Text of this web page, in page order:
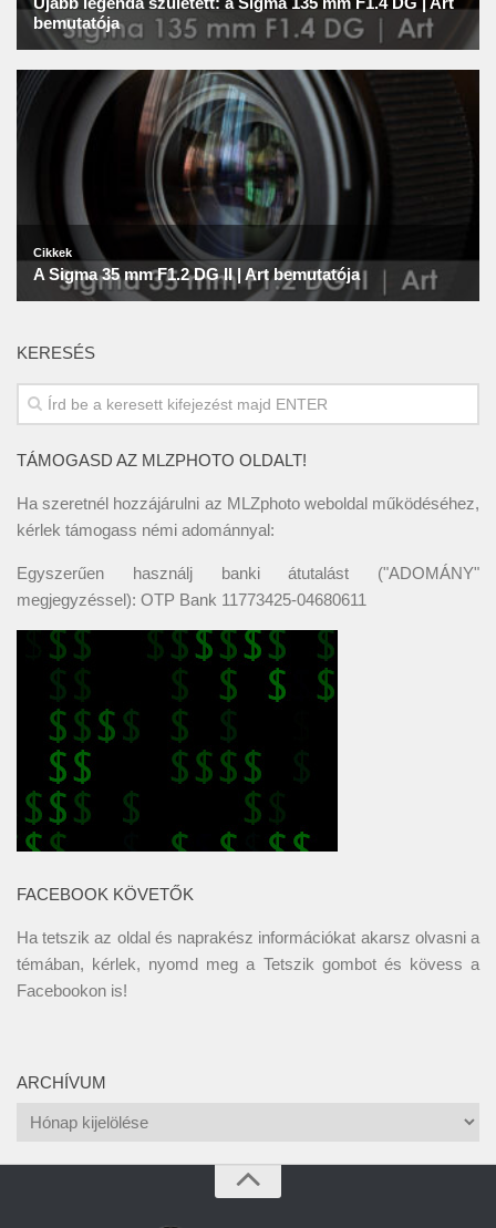
KERESÉS
TÁMOGASD AZ MLZPHOTO OLDALT!
Ha szeretnél hozzájárulni az MLZphoto weboldal működéséhez,
kérlek támogass némi adománnyal:
Egyszerűen használj banki átutalást ("ADOMÁNY"
megjegyzéssel): OTP Bank 11773425-04680611
FACEBOOK KÖVETŐK
Ha tetszik az oldal és naprakész információkat akarsz olvasni a
témában, kérlek, nyomd meg a Tetszik gombot és kövess a
Facebookon is!
ARCHÍVUM
Archívum